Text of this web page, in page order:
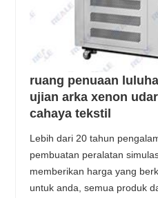
ruang penuaan
ujian arka xenon
cahaya tekstil
Lebih dari 20 tahun
pembuatan peralatan
memberikan harga yang
untuk anda, semua produk